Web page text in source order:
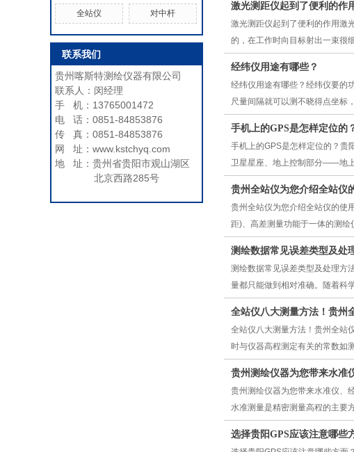
全站仪 对中杆
联系我们
贵州喀斯特测绘仪器有限公司
联系人：闵经理
手 机：13765001472
电 话：0851-84853876
传 真：0851-84853876
网 址：www.kstchyq.com
地 址：贵州省贵阳市观山湖区
北京西路285号
激光测距仪起到了便利的作
激光测距仪起到了便利的作用激
的，在工作时向目标射出一束很
经纬仪用途有哪些？
经纬仪用途有哪些？经纬仪要的
尺量间隔就可以测不晓得点坐标
手机上的GPS是怎样定位的
手机上的GPS是怎样定位的？
卫星星座、地上控制部分——地
贵州全站仪为您介绍全站仪
贵州全站仪为您介绍全站仪的使
距)、高差测量功能于一体的测
测绘数据常见误差类型及处
测绘数据常见误差类型及处理方
量都只能做到相对准确。随着科
全站仪八大测量方法！贵州
全站仪八大测量方法！贵州全站
时与仪器高程测定有关的常数如
贵州测绘仪器为您带来水准
贵州测绘仪器为您带来水准仪、
水准测量是精密测量高程的主要
选择贵阳GPS应该注意哪些